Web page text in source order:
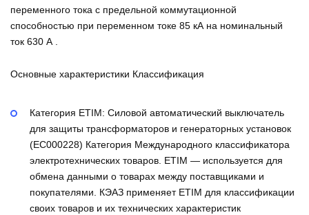
переменного тока с предельной коммутационной
способностью при переменном токе 85 кА на номинальный
ток 630 А .
Основные характеристики Классификация
Категория ETIM: Силовой автоматический выключатель
для защиты трансформаторов и генераторных установок
(EC000228) Категория Международного классификатора
электротехнических товаров. ETIM — используется для
обмена данными о товарах между поставщиками и
покупателями. КЭАЗ применяет ETIM для классификации
своих товаров и их технических характеристик